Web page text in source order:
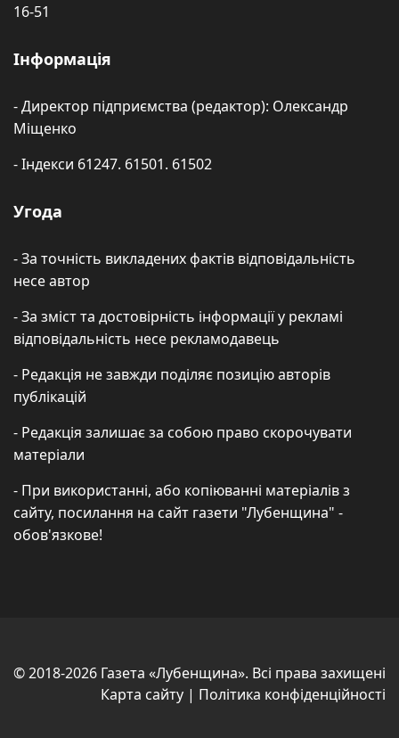
16-51
Інформація
- Директор підприємства (редактор): Олександр
Міщенко
- Індекси 61247. 61501. 61502
Угода
- За точність викладених фактів відповідальність
несе автор
- За зміст та достовірність інформації у рекламі
відповідальність несе рекламодавець
- Редакція не завжди поділяє позицію авторів
публікацій
- Редакція залишає за собою право скорочувати
матеріали
- При використанні, або копіюванні матеріалів з
сайту, посилання на сайт газети "Лубенщина" -
обов'язкове!
© 2018-2026 Газета «Лубенщина». Всі права захищені
Карта сайту | Політика конфіденційності